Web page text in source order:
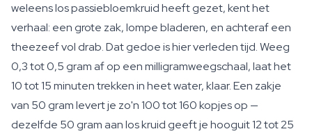
weleens los passiebloemkruid heeft gezet, kent het
verhaal: een grote zak, lompe bladeren, en achteraf een
theezeef vol drab. Dat gedoe is hier verleden tijd. Weeg
0,3 tot 0,5 gram af op een milligramweegschaal, laat het
10 tot 15 minuten trekken in heet water, klaar. Een zakje
van 50 gram levert je zo'n 100 tot 160 kopjes op —
dezelfde 50 gram aan los kruid geeft je hooguit 12 tot 25